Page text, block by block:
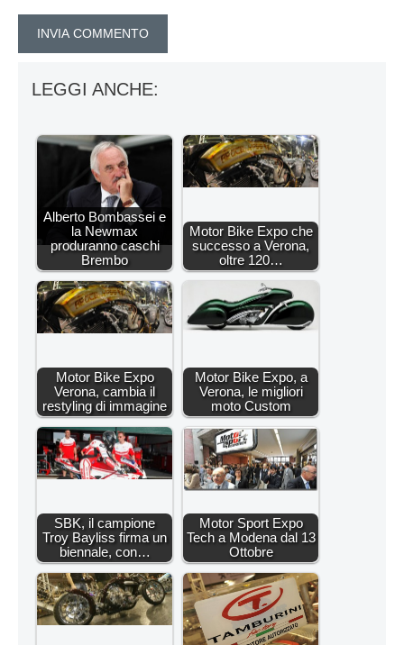
LEGGI ANCHE:
Alberto Bombassei e
la Newmax
produranno caschi
Brembo
Motor Bike Expo che
successo a Verona,
oltre 120…
Motor Bike Expo
Verona, cambia il
restyling di immagine
Motor Bike Expo, a
Verona, le migliori
moto Custom
SBK, il campione
Troy Bayliss firma un
biennale, con…
Motor Sport Expo
Tech a Modena dal 13
Ottobre